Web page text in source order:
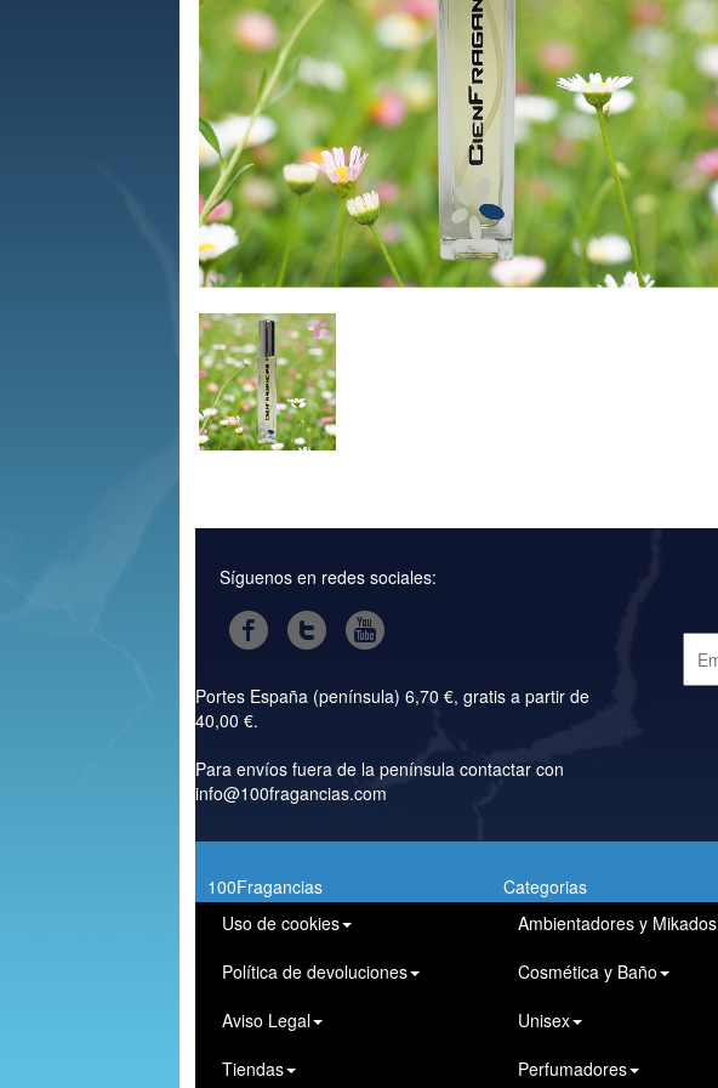
Síguenos en redes sociales:
Portes España (península) 6,70 €, gratis a partir de
40,00 €.
Para envíos fuera de la península contactar con
info@100fragancias.com
100Fragancias
Uso de cookies
Política de devoluciones
Aviso Legal
Tiendas
Categorias
Ambientadores y Mikados
Cosmética y Baño
Unisex
Perfumadores